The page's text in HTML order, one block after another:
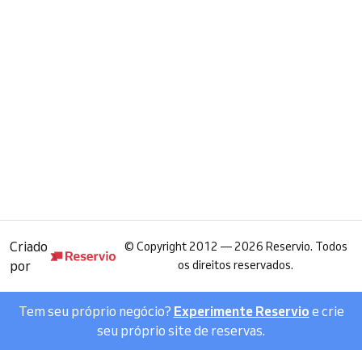
Criado
por
© Copyright 2012 — 2026 Reservio. Todos
os direitos reservados.
Tem seu próprio negócio? Experimente Reservio e crie
seu próprio site de reservas.